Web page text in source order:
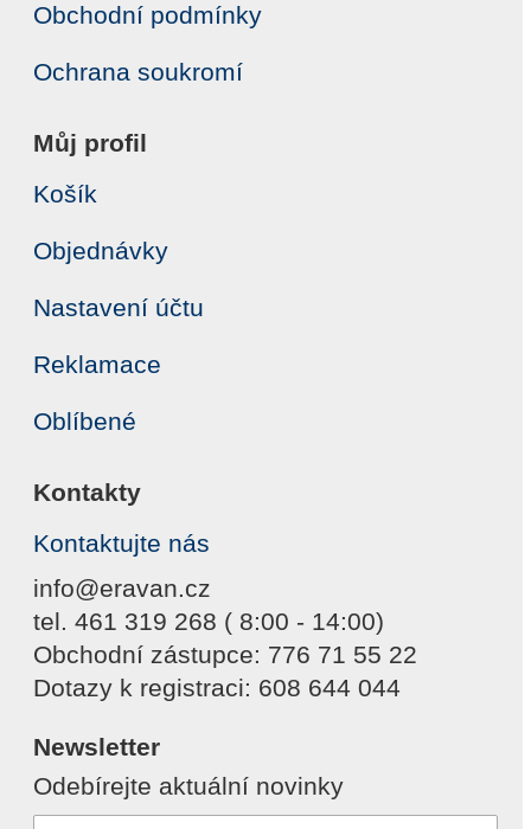
Obchodní podmínky
Ochrana soukromí
Můj profil
Košík
Objednávky
Nastavení účtu
Reklamace
Oblíbené
Kontakty
Kontaktujte nás
info@eravan.cz
tel. 461 319 268 ( 8:00 - 14:00)
Obchodní zástupce: 776 71 55 22
Dotazy k registraci: 608 644 044
Newsletter
Odebírejte aktuální novinky